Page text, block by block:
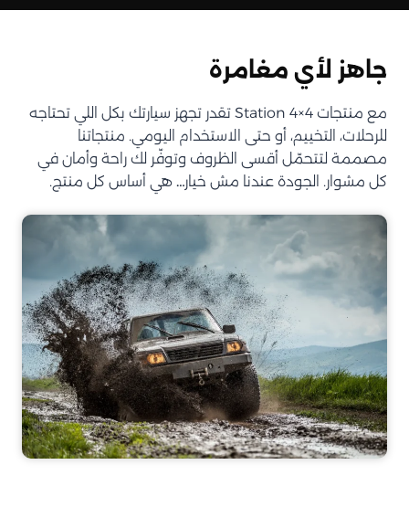
جاهز لأي مغامرة
مع منتجات Station 4×4 تقدر تجهز سيارتك بكل اللي تحتاجه
للرحلات، التخييم، أو حتى الاستخدام اليومي. منتجاتنا
مصممة لتتحمّل أقسى الظروف وتوفّر لك راحة وأمان في
كل مشوار. الجودة عندنا مش خيار… هي أساس كل منتج.